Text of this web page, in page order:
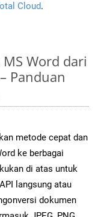
Cloud.
Word dari
Panduan
metode cepat dan
ke berbagai
di atas untuk
langsung atau
dokumen